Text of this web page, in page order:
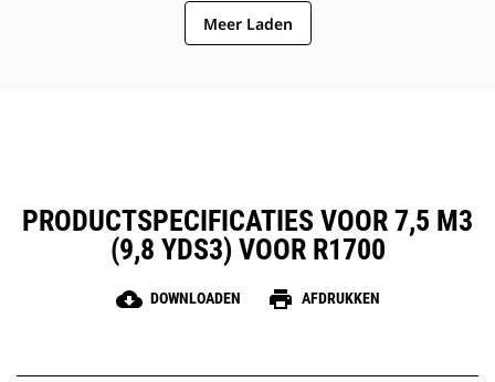
giek/hefarm en van de componenten, enz.
Caterpillar levert de laadbak met een volledig
Meer Laden
PRODUCTSPECIFICATIES VOOR 7,5 M3
(9,8 YDS3) VOOR R1700
cloud_download DOWNLOADEN print AFDRUKKEN